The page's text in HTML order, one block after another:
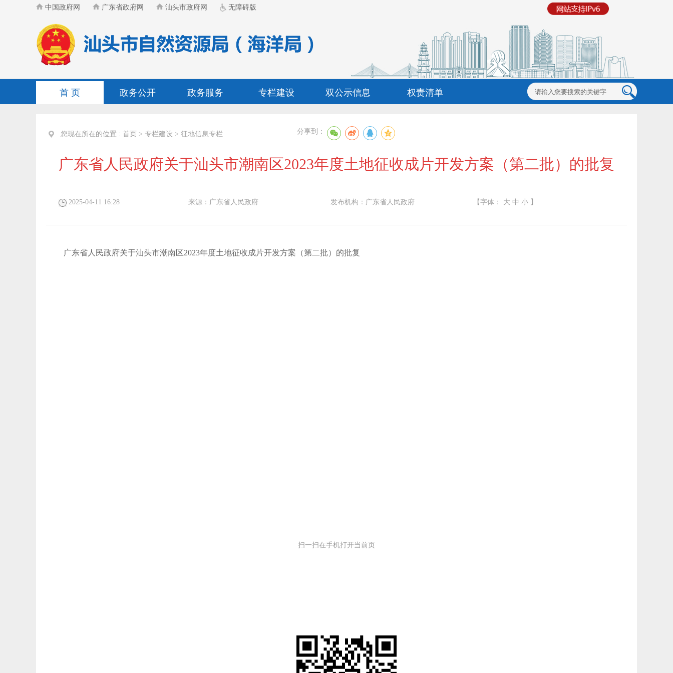
中国政府网 广东省政府网 汕头市政府网 无障碍版
首 页 政务公开 政务服务 专栏建设 双公示信息 权责清单
您现在所在的位置 : 首页 > 专栏建设 > 征地信息专栏 分享到：
广东省人民政府关于汕头市潮南区2023年度土地征收成片开发方案（第二批）的批复
2025-04-11 16:28 来源： 广东省人民政府 发布机构： 广东省人民政府 【字体： 大 中 小 】
广东省人民政府关于汕头市潮南区2023年度土地征收成片开发方案（第二批）的批复
扫一扫在手机打开当前页